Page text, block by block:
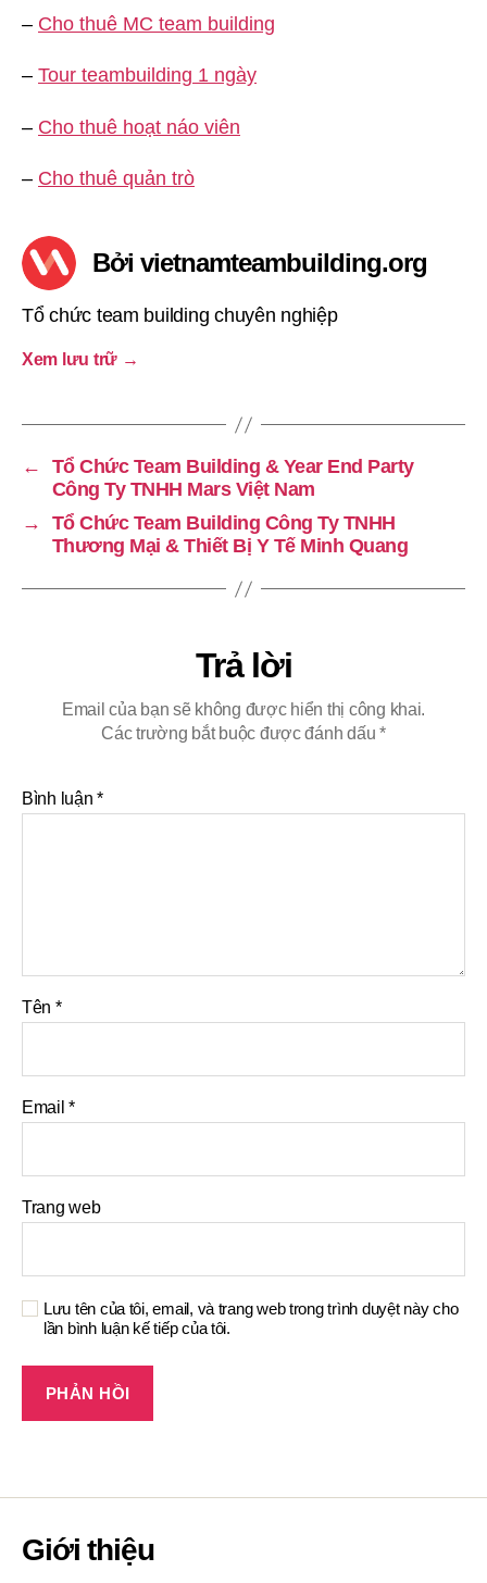
– Cho thuê MC team building
– Tour teambuilding 1 ngày
– Cho thuê hoạt náo viên
– Cho thuê quản trò
Bởi vietnamteambuilding.org
Tổ chức team building chuyên nghiệp
Xem lưu trữ →
←
Tổ Chức Team Building & Year End Party
Công Ty TNHH Mars Việt Nam
→
Tổ Chức Team Building Công Ty TNHH
Thương Mại & Thiết Bị Y Tế Minh Quang
Trả lời
Email của bạn sẽ không được hiển thị công khai.
Các trường bắt buộc được đánh dấu*
Bình luận*
Tên *
Email*
Trang web
Lưu tên của tôi, email, và trang web trong trình duyệt này cho
lần bình luận kế tiếp của tôi.
Giới thiệu